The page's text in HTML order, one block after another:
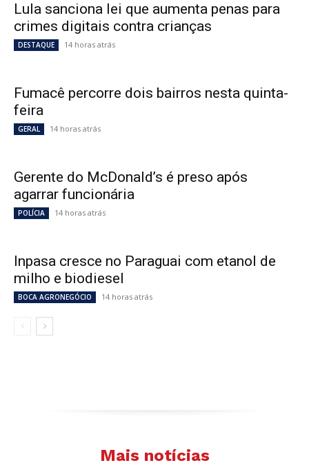
Lula sanciona lei que aumenta penas para
crimes digitais contra crianças
DESTAQUE 14 horas atrás
Fumacê percorre dois bairros nesta quinta-
feira
GERAL 14 horas atrás
Gerente do McDonald’s é preso após
agarrar funcionária
POLÍCIA 14 horas atrás
Inpasa cresce no Paraguai com etanol de
milho e biodiesel
BOCA AGRONEGÓCIO 14 horas atrás
Mais notícias